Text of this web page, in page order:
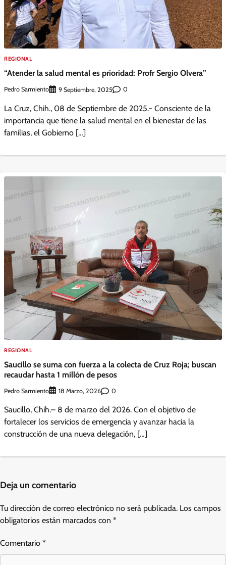
REGIONAL
“Atender la salud mental es prioridad: Profr Sergio Olvera”
Pedro Sarmiento 9 Septiembre, 2025 0
La Cruz, Chih., 08 de Septiembre de 2025.- Consciente de la
importancia que tiene la salud mental en el bienestar de las
familias, el Gobierno […]
REGIONAL
Saucillo se suma con fuerza a la colecta de Cruz Roja; buscan
recaudar hasta 1 millón de pesos
Pedro Sarmiento 18 Marzo, 2026 0
Saucillo, Chih.– 8 de marzo del 2026. Con el objetivo de
fortalecer los servicios de emergencia y avanzar hacia la
construcción de una nueva delegación, […]
Deja un comentario
Tu dirección de correo electrónico no será publicada. Los campos
obligatorios están marcados con *
Comentario *